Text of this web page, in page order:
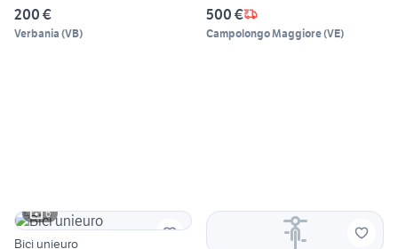
200 €
Verbania (VB)
500 €
Campolongo Maggiore(VE)
6
Bici unieuro